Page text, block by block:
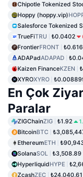
Chipotle Tokenized
Hoppy (hoppy.vip)
Salesforce Tokenized
TrueFiTRU ₺0.0402
FrontierFRONT
ADAPadADAPAD
Kaizen FinanceKZEN
XYROXYRO
En Çok
Paralar
ZIGChainZIG ₺1.92
BitcoinBTC
EthereumETH
SolanaSOL ₺3,508.89
HyperliquidHYPE
ZcashZEC ₺24,040.61